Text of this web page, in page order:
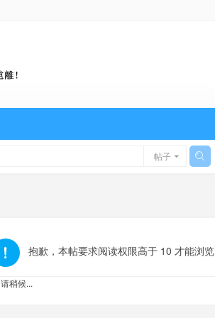
帖子
抱歉，本帖要求阅读权限高于 10 才能浏览
请稍候...